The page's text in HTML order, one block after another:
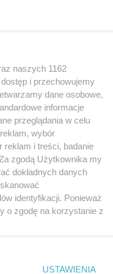
naszych 1162
i przechowujemy
dane osobowe,
informacje
przeglądania w celu
wybór
reklam i treści, badanie
zgodą Użytkownika my
dokładnych danych
identyfikacji. Ponieważ
o zgodę na korzystanie z
przetwarzania
USTAWIENIA